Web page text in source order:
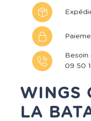
Besoin
09 50
WINGS
LA